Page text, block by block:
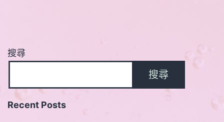
搜尋
搜尋
Recent Posts